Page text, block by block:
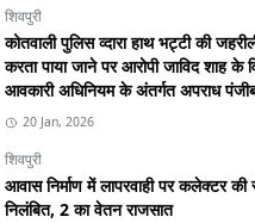
शिवपुरी
कोतवाली पुलिस व्दारा हाथ भट्टी की
करता पाया जाने पर आरोपी जाविद शाह
आवकारी अधिनियम के अंतर्गत अपराध
20 Jan, 2026
शिवपुरी
आवास निर्माण में लापरवाही पर कलेक्टर की
निलंबित, 2 का वेतन राजसात